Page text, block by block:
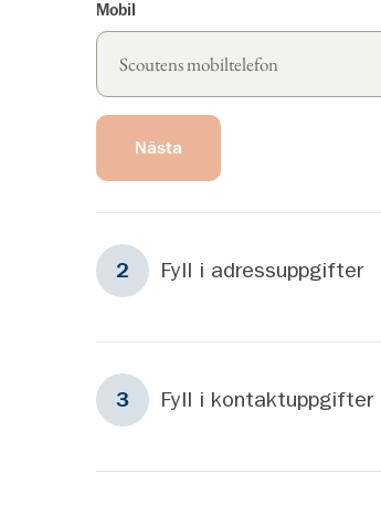
Mobil
Nästa
2 Steg 2
Fyll i adressuppgifter
3 Steg 3
Fyll i kontaktuppgifter